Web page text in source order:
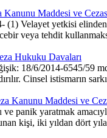
Kanunu Maddesi ve
(1) Velayet yetkisi
veya tehdit
Hukuku Davaları
18/6/2014-6545/59
Cinsel istismarın
Kanunu Maddesi ve
ve panik yaratmak
kişi, iki yıldan dört